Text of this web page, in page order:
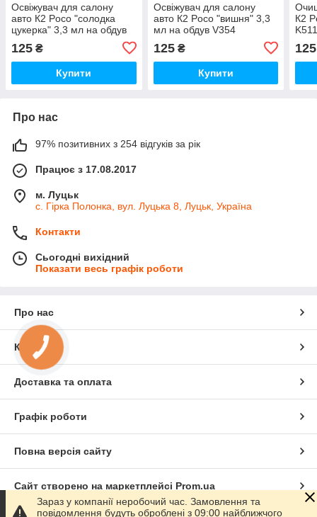
Освіжувач для салону
авто К2 Poco "солодка
цукерка" 3,3 мл на обдув
125 ₴
Купити
Освіжувач для салону
авто К2 Poco "вишня" 3,3
мл на обдув V354
125₴
Купити
К2
125
Про нас
97% позитивних з 254 відгуків за рік
Працює з 17.08.2017
м. Луцьк
с. Гірка Полонка, вул. Луцька 8, Луцьк, Україна
Контакти
Сьогодні вихідний
Показати весь графік роботи
Про нас
Контакти
Доставка та оплата
Графік роботи
Повна версія сайту
Сайт створено на маркетплейсі Prom.ua
Зараз у компанії неробочий час. Замовлення та
повідомлення будуть оброблені з 09:00 найближчого
КНОПКА
ЗВ'ЯЗКУ